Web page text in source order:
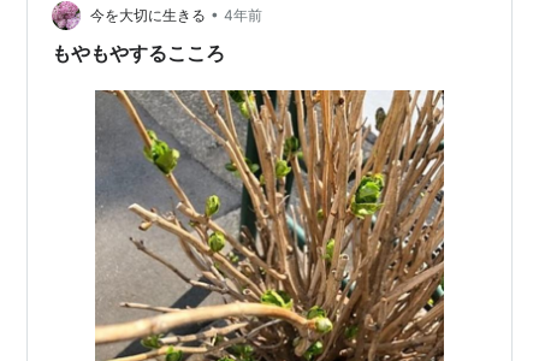
がうまくいく人の自己肯定感: 努力より、環境より、才能
より大事なもの』川野泰周 『小さな…
今を大切に生きる • 4年前
もやもやするこころ